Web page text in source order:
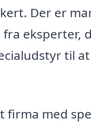
Der er
eksperter,
til
firma med